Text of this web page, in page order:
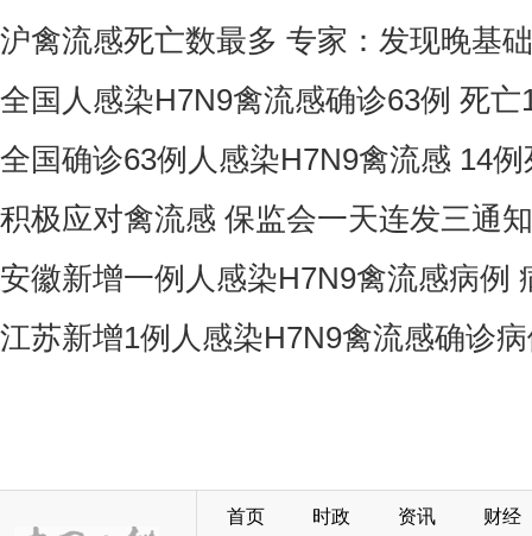
沪禽流感死亡数最多 专家：发现晚基
全国人感染H7N9禽流感确诊63例 死亡
全国确诊63例人感染H7N9禽流感 14例
积极应对禽流感 保监会一天连发三通知
安徽新增一例人感染H7N9禽流感病例
江苏新增1例人感染H7N9禽流感确诊
首页 时政 资讯 财经